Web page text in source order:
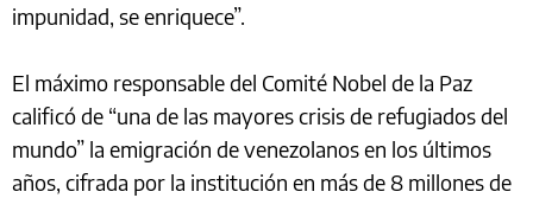
impunidad, se enriquece”.
El máximo responsable del Comité Nobel de la Paz
calificó de “una de las mayores crisis de refugiados del
mundo” la emigración de venezolanos en los últimos
años, cifrada por la institución en más de 8 millones de